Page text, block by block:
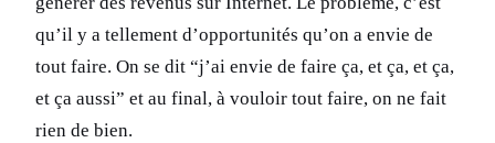
qu’il y a tellement d’opportunités qu’on a envie de
tout faire. On se dit “j’ai envie de faire ça, et ça, et ça,
et ça aussi” et au final, à vouloir tout faire, on ne fait
rien de bien.